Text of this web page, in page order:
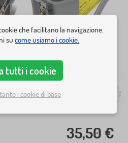
35,50 €
che facilitano la navigazione.
sucome usiamo i cookie.
tutti i cookie
i cookie di base